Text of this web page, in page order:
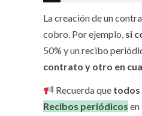
La creación de un
cobro. Por ejemplo, si
50% y un recibo
contrato y otro en
Recuerda que todos
Recibos periódicos en